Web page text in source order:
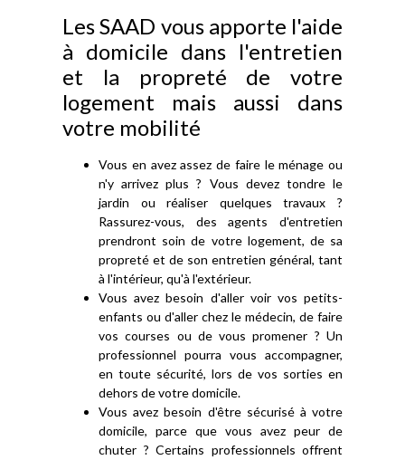
Les SAAD vous apporte l'aide
à domicile dans l'entretien
et la propreté de votre
logement mais aussi dans
votre mobilité
Vous en avez assez de faire le ménage ou
n'y arrivez plus ? Vous devez tondre le
jardin ou réaliser quelques travaux ?
Rassurez-vous, des agents d'entretien
prendront soin de votre logement, de sa
propreté et de son entretien général, tant
à l'intérieur, qu'à l'extérieur.
Vous avez besoin d'aller voir vos petits-
enfants ou d'aller chez le médecin, de faire
vos courses ou de vous promener ? Un
professionnel pourra vous accompagner,
en toute sécurité, lors de vos sorties en
dehors de votre domicile.
Vous avez besoin d'être sécurisé à votre
domicile, parce que vous avez peur de
chuter ? Certains professionnels offrent